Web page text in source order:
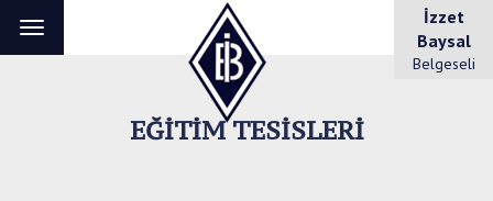
Toggle
navigation
İzzet
Baysal
Belgeseli
EĞITIM TESISLERI